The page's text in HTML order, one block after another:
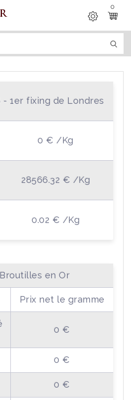
0
1er fixing de Londres
0 € /Kg
28566.32 € /Kg
0.02 € /Kg
en Or
Prix net le gramme
0 €
0 €
0 €